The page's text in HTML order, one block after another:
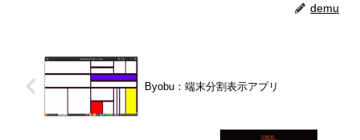
demu
Byobu：端末分割表示アプリ